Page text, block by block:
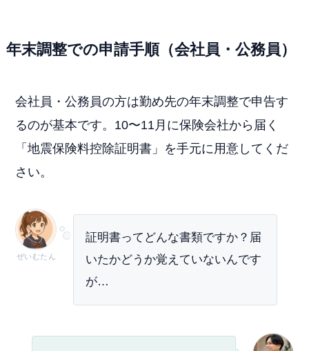
年末調整での申請手順（会社員・公務員）
会社員・公務員の方は勤め先の年末調整で申告す
るのが基本です。10〜11月に保険会社から届く
「地震保険料控除証明書」を手元に用意してくだ
さい。
ぜいむたん
証明書ってどんな書類ですか？届
いたかどうか覚えていないんです
が…